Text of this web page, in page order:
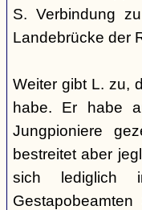
S. Verbindung
Landebrücke der
Weiter gibt L. zu,
habe. Er habe
Jungpioniere
bestreitet aber
sich lediglich